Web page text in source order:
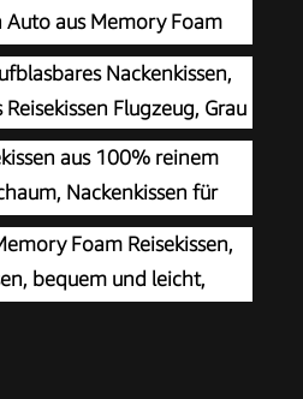
Auto aus Memory Foam
Bezug,
für Reisen,
(Rosa)
Nackenkissen,
Flugzeug, Grau
aus 100% reinem
Nackenkissen für
Auto, Zuhause und
Bezug (Rosa)
Foam Reisekissen,
bequem und leicht,
(Schwarz)